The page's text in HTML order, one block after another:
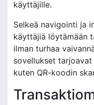
käyttäjille.
Selkeä navigointi ja
käyttäjiä löytämään
ilman turhaa
sovellukset
kuten QR-koodin